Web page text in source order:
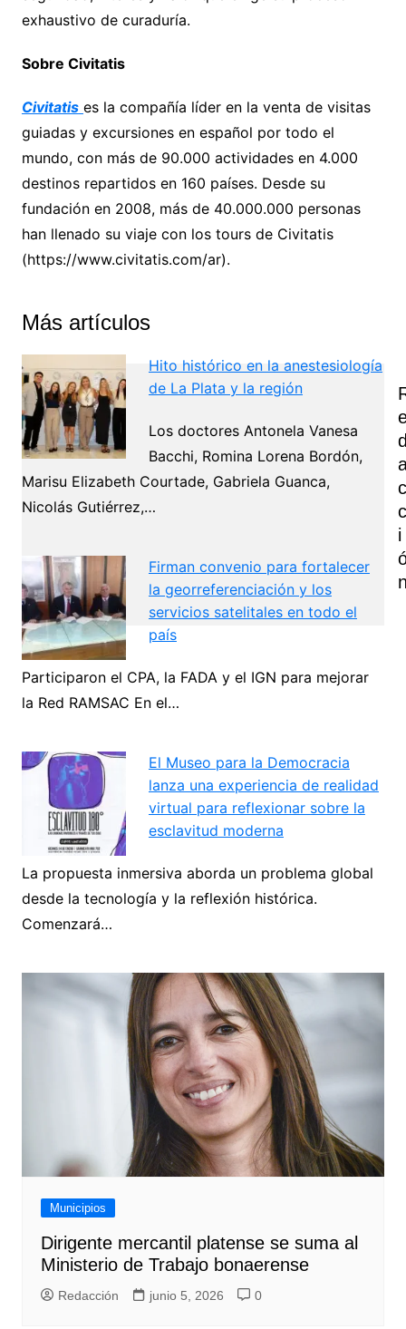
exhaustivo de curaduría.
Sobre Civitatis
Civitatis es la compañía líder en la venta de visitas
guiadas y excursiones en español por todo el
mundo, con más de 90.000 actividades en 4.000
destinos repartidos en 160 países. Desde su
fundación en 2008, más de 40.000.000 personas
han llenado su viaje con los tours de Civitatis
(https://www.civitatis.com/ar).
Más artículos
Hito histórico en la anestesiología
de La Plata y la región
Los doctores Antonela Vanesa
Bacchi, Romina Lorena Bordón,
Marisu Elizabeth Courtade, Gabriela Guanca,
Nicolás Gutiérrez,…
Firman convenio para fortalecer
la georreferenciación y los
servicios satelitales en todo el
país
Participaron el CPA, la FADA y el IGN para mejorar
la Red RAMSAC En el…
El Museo para la Democracia
lanza una experiencia de realidad
virtual para reflexionar sobre la
esclavitud moderna
La propuesta inmersiva aborda un problema global
desde la tecnología y la reflexión histórica.
Comenzará…
I
Navegación
de
Municipios
Dirigente mercantil platense se suma al
Ministerio de Trabajo bonaerense
Redacción junio 5, 2026 0